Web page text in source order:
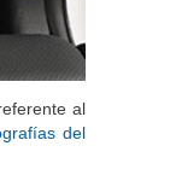
al
del